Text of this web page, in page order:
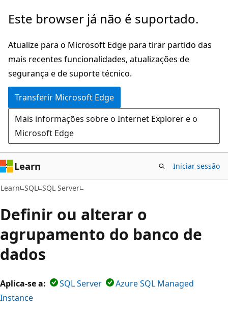
Saltar
o
conteúdo
principal
Este browser já não é suportado.
Atualize para o Microsoft Edge para tirar partido das
mais recentes funcionalidades, atualizações de
segurança e de suporte técnico.
Transferir Microsoft Edge
Mais informações sobre o Internet Explorer e o
Microsoft Edge
Learn Iniciar sessão
Learn SQL SQL Server
Definir ou alterar o
agrupamento do banco de
dados
Aplica-se a: SQL Server
Azure SQL Managed
Instance